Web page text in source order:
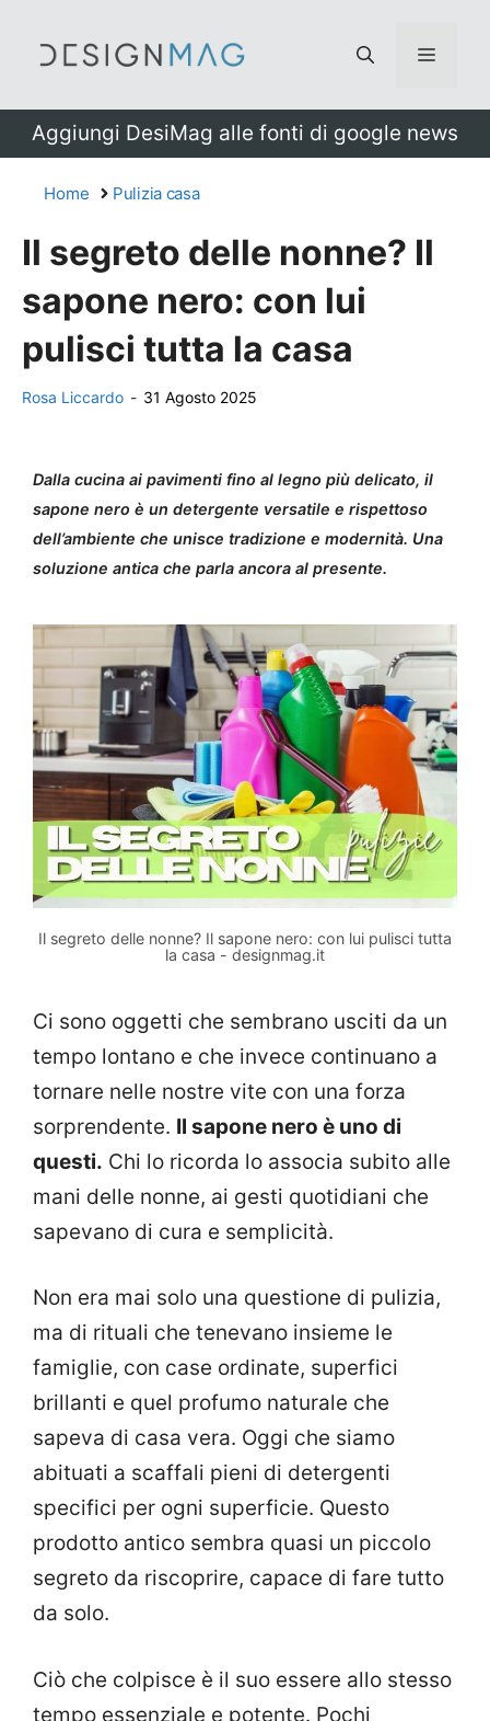
Menu
Aggiungi DesiMag alle fonti di google news
Home Pulizia casa
Il segreto delle nonne? Il
sapone nero: con lui
pulisci tutta la casa
Rosa Liccardo - 31 Agosto 2025
Dalla cucina ai pavimenti fino al legno più delicato, il
sapone nero è un detergente versatile e rispettoso
dell’ambiente che unisce tradizione e modernità. Una
soluzione antica che parla ancora al presente.
Il segreto delle nonne? Il sapone nero: con lui pulisci tutta
la casa - designmag.it
Ci sono oggetti che sembrano usciti da un
tempo lontano e che invece continuano a
tornare nelle nostre vite con una forza
sorprendente. Il sapone nero è uno di
questi. Chi lo ricorda lo associa subito alle
mani delle nonne, ai gesti quotidiani che
sapevano di cura e semplicità.
Non era mai solo una questione di pulizia,
ma di rituali che tenevano insieme le
famiglie, con case ordinate, superfici
brillanti e quel profumo naturale che
sapeva di casa vera. Oggi che siamo
abituati a scaffali pieni di detergenti
specifici per ogni superficie. Questo
prodotto antico sembra quasi un piccolo
segreto da riscoprire, capace di fare tutto
da solo.
Ciò che colpisce è il suo essere allo stesso
tempo essenziale e potente. Pochi